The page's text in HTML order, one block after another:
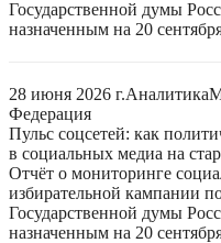
Государственной думы
назначенным на 20
28 июня 2026 г.Аналитика
Федерация
Пульс соцсетей: как
в социальных медиа на
Отчёт о мониторинге
избирательной кампании
Государственной думы
назначенным на 20